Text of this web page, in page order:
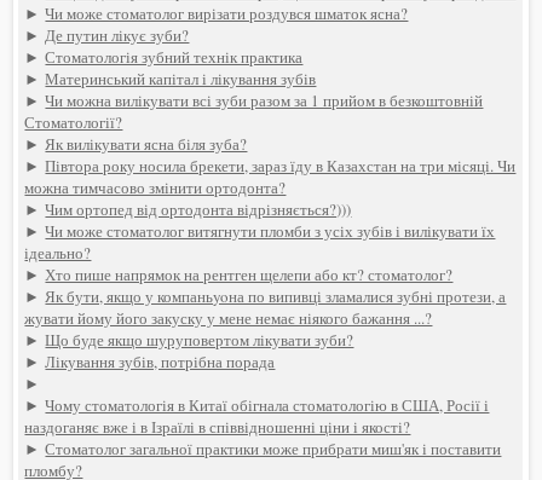
►Чи може стоматолог вирізати роздувся шматок ясна?
►Де путин лікує зуби?
►Стоматологія зубний технік практика
►Материнський капітал і лікування зубів
►Чи можна вилікувати всі зуби разом за 1 прийом в безкоштовній
Стоматології?
►Як вилікувати ясна біля зуба?
►Півтора року носила брекети, зараз їду в Казахстан на три місяці. Чи
можна тимчасово змінити ортодонта?
►Чим ортопед від ортодонта відрізняється?)))
►Чи може стоматолог витягнути пломби з усіх зубів і вилікувати їх
ідеально?
►Хто пише напрямок на рентген щелепи або кт? стоматолог?
►Як бути, якщо у компаньyoна по випивці зламалися зубні протези, а
жувати йому його закуску у мене немає ніякого бажання ...?
►Що буде якщо шуруповертом лікувати зуби?
►Лікування зубів, потрібна порада
►
►Чому стоматологія в Китаї обігнала стоматологію в США, Росії і
наздоганяє вже і в Ізраїлі в співвідношенні ціни і якості?
►Стоматолог загальної практики може прибрати миш'як і поставити
пломбу?